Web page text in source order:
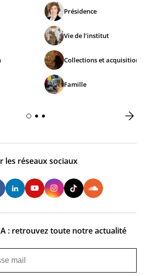
Présidence
Vie de l’institut
Collections et acquisitions
Famille
les réseaux sociaux
TwitterFacebookLinkedInYoutubeInstagram
: retrouvez toute notre actualité